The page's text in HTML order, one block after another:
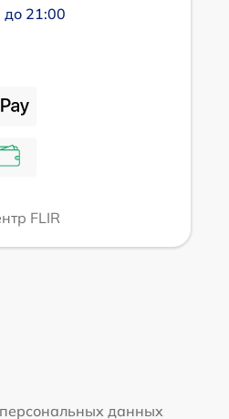
до 21:00
FLIR
данных